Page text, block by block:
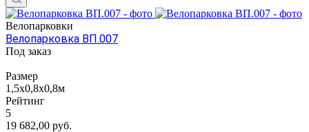
Велопарковки
Велопарковка ВП.007
Под заказ
Размер
1,5х0,8х0,8м
Рейтинг
5
19 682,00 руб.